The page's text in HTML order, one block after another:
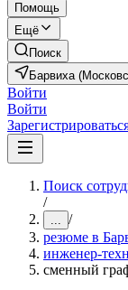
Помощь
Ещё
Поиск
Барвиха
Войти
Войти
Поиск
/
... /
резюме в
инженер-
сменный